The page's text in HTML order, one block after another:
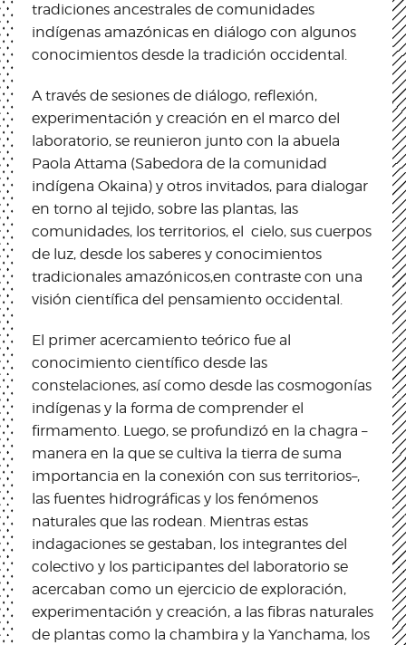
tradiciones ancestrales de comunidades
indígenas amazónicas en diálogo con algunos
conocimientos desde la tradición occidental.
A través de sesiones de diálogo, reflexión,
experimentación y creación en el marco del
laboratorio, se reunieron junto con la abuela
Paola Attama (Sabedora de la comunidad
indígena Okaina) y otros invitados, para dialogar
en torno al tejido, sobre las plantas, las
comunidades, los territorios, el cielo, sus cuerpos
de luz, desde los saberes y conocimientos
tradicionales amazónicos,en contraste con una
visión científica del pensamiento occidental.
El primer acercamiento teórico fue al
conocimiento científico desde las
constelaciones, así como desde las cosmogonías
indígenas y la forma de comprender el
firmamento. Luego, se profundizó en la chagra –
manera en la que se cultiva la tierra de suma
importancia en la conexión con sus territorios–,
las fuentes hidrográficas y los fenómenos
naturales que las rodean. Mientras estas
indagaciones se gestaban, los integrantes del
colectivo y los participantes del laboratorio se
acercaban como un ejercicio de exploración,
experimentación y creación, a las fibras naturales
de plantas como la chambira y la Yanchama, los